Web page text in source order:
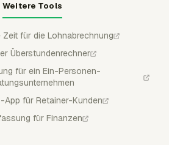
Weitere Tools
Zeit für die Lohnabrechnung
Überstundenrechner
für ein Ein-Personen-
App für Retainer-Kunden
für Finanzen